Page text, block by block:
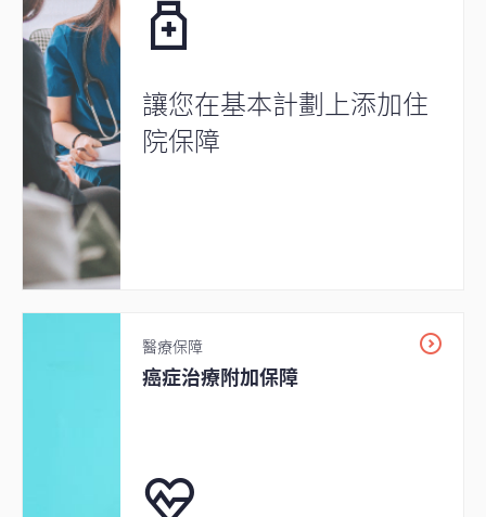
讓您在基本計劃上添加住
院保障
醫療保障
癌症治療附加保障